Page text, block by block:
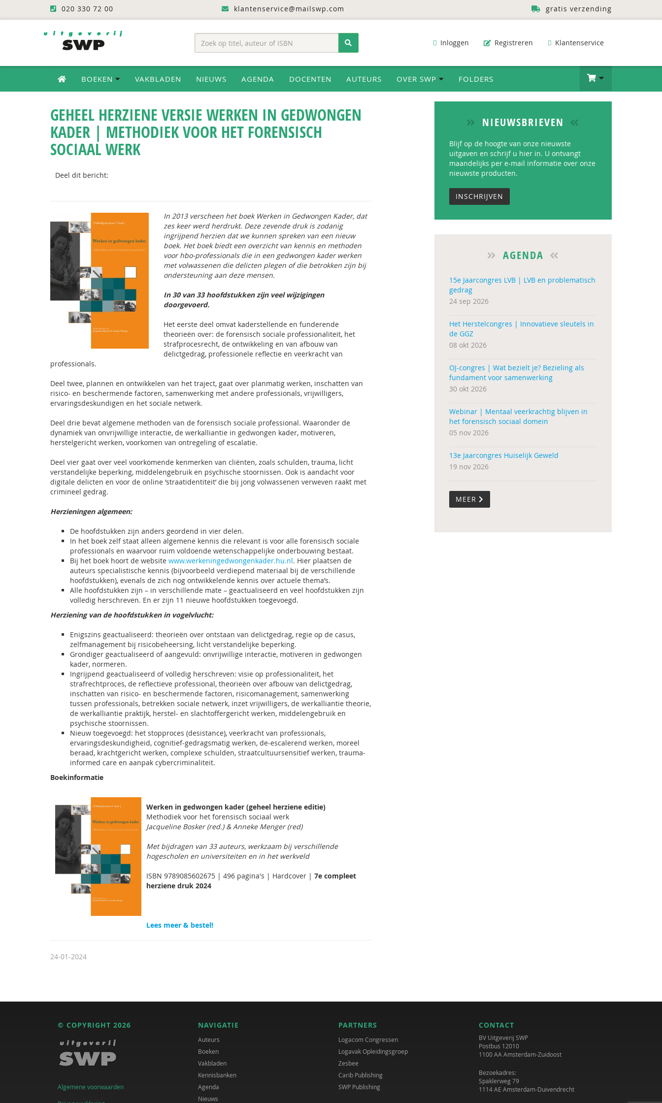
020 330 72 00 klantenservice@mailswp.com gratis verzending
Inloggen Registreren Klantenservice
BOEKEN VAKBLADEN NIEUWS AGENDA DOCENTEN AUTEURS OVER SWP FOLDERS
GEHEEL HERZIENE VERSIE WERKEN IN GEDWONGEN
KADER | METHODIEK VOOR HET FORENSISCH
SOCIAAL WERK
Deel dit bericht:
In 2013 verscheen het boek Werken in Gedwongen Kader, dat
zes keer werd herdrukt. Deze zevende druk is zodanig
ingrijpend herzien dat we kunnen spreken van een nieuw
boek. Het boek biedt een overzicht van kennis en methoden
voor hbo-professionals die in een gedwongen kader werken
met volwassenen die delicten plegen of die betrokken zijn bij
ondersteuning aan deze mensen.
In 30 van 33 hoofdstukken zijn veel wijzigingen
doorgevoerd.
Het eerste deel omvat kaderstellende en funderende
theorieën over: de forensisch sociale professionaliteit, het
strafprocesrecht, de ontwikkeling en van afbouw van
delictgedrag, professionele reflectie en veerkracht van
professionals.
Deel twee, plannen en ontwikkelen van het traject, gaat over planmatig werken, inschatten van
risico- en beschermende factoren, samenwerking met andere professionals, vrijwilligers,
ervaringsdeskundigen en het sociale netwerk.
Deel drie bevat algemene methoden van de forensisch sociale professional. Waaronder de
dynamiek van onvrijwillige interactie, de werkalliantie in gedwongen kader, motiveren,
herstelgericht werken, voorkomen van ontregeling of escalatie.
Deel vier gaat over veel voorkomende kenmerken van cliënten, zoals schulden, trauma, licht
verstandelijke beperking, middelengebruik en psychische stoornissen. Ook is aandacht voor
digitale delicten en voor de online ‘straatidentiteit’ die bij jong volwassenen verweven raakt met
crimineel gedrag.
Herzieningen algemeen:
De hoofdstukken zijn anders geordend in vier delen.
In het boek zelf staat alleen algemene kennis die relevant is voor alle forensisch sociale
professionals en waarvoor ruim voldoende wetenschappelijke onderbouwing bestaat.
Bij het boek hoort de website www.werkeningedwongenkader.hu.nl. Hier plaatsen de
auteurs specialistische kennis (bijvoorbeeld verdiepend materiaal bij de verschillende
hoofdstukken), evenals de zich nog ontwikkelende kennis over actuele thema’s.
Alle hoofdstukken zijn – in verschillende mate – geactualiseerd en veel hoofdstukken zijn
volledig herschreven. En er zijn 11 nieuwe hoofdstukken toegevoegd.
Herziening van de hoofdstukken in vogelvlucht:
Enigszins geactualiseerd: theorieën over ontstaan van delictgedrag, regie op de casus,
zelfmanagement bij risicobeheersing, licht verstandelijke beperking.
Grondiger geactualiseerd of aangevuld: onvrijwillige interactie, motiveren in gedwongen
kader, normeren.
Ingrijpend geactualiseerd of volledig herschreven: visie op professionaliteit, het
strafrechtproces, de reflectieve professional, theorieën over afbouw van delictgedrag,
inschatten van risico- en beschermende factoren, risicomanagement, samenwerking
tussen professionals, betrekken sociale netwerk, inzet vrijwilligers, de werkalliantie theorie,
de werkalliantie praktijk, herstel- en slachtoffergericht werken, middelengebruik en
psychische stoornissen.
Nieuw toegevoegd: het stopproces (desistance), veerkracht van professionals,
ervaringsdeskundigheid, cognitief-gedragsmatig werken, de-escalerend werken, moreel
beraad, krachtgericht werken, complexe schulden, straatcultuursensitief werken, trauma-
informed care en aanpak cybercriminaliteit.
Boekinformatie
Werken in gedwongen kader (geheel herziene editie)
Methodiek voor het forensisch sociaal werk
Jacqueline Bosker (red.) &Anneke Menger (red)
Met bijdragen van 33 auteurs, werkzaam bij verschillende
hogescholen en universiteiten en in het werkveld
ISBN 9789085602675 | 496 pagina's | Hardcover | 7e compleet
herziene druk 2024
Lees meer & bestel!
24-01-2024
NIEUWSBRIEVEN
Blijf op de hoogte van onze nieuwste
uitgaven en schrijf u hier in. U ontvangt
maandelijks per e-mail informatie over onze
nieuwste producten.
INSCHRIJVEN
AGENDA
15e Jaarcongres LVB | LVB en problematisch
gedrag
24 sep 2026
Het Herstelcongres | Innovatieve sleutels in
de GGZ
08 okt 2026
OJ-congres | Wat bezielt je? Bezieling als
fundament voor samenwerking
30 okt 2026
Webinar | Mentaal veerkrachtig blijven in
het forensisch sociaal domein
05 nov 2026
13e Jaarcongres Huiselijk Geweld
19 nov 2026
MEER
© COPYRIGHT 2026
Algemene voorwaarden
NAVIGATIE
Auteurs
Boeken
Vakbladen
Kennisbanken
Agenda
Nieuws
PARTNERS
Logacom Congressen
Logavak Opleidingsgroep
Zesbee
Carib Publishing
SWP Publishing
CONTACT
BV Uitgeverij SWP
Postbus 12010
1100 AA Amsterdam-Zuidoost
Bezoekadres:
Spaklerweg 79
1114 AE Amsterdam-Duivendrecht